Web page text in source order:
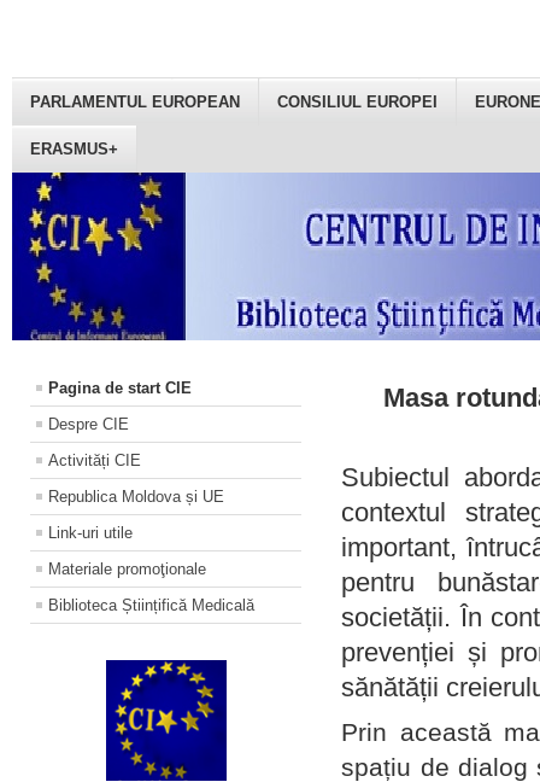
PARLAMENTUL EUROPEAN CONSILIUL EUROPEI
ERASMUS+
Pagina de start CIE
Despre CIE
Activități CIE
Republica Moldova și UE
Link-uri utile
Materiale promoţionale
Biblioteca Științifică Medicală
Masa
Subiectul
contextul
important,
pentru
societății. În
prevenției și
sănătății
Prin această
spațiu de dialog